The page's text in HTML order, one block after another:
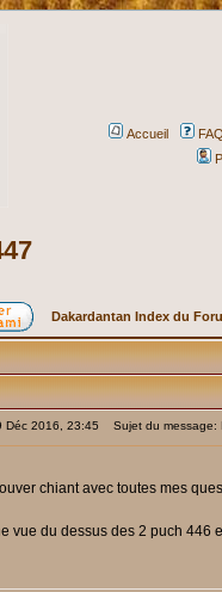
Accueil
Dakardantan Index du
Déc 2016, 23:45 Sujet du message:
chiant avec toutes mes
vue du dessus des 2 puch